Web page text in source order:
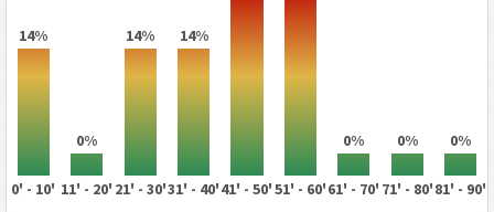
14%
0%
14% 14%
0% 0% 0%
0' - 10' 11' - 20' 21' - 30'31' - 40'41' - 50'51' - 60'61' - 70' 71' - 80'81' - 90'